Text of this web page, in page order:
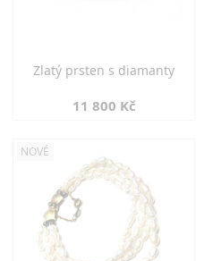
Zlatý prsten s diamanty
11 800 Kč
NOVÉ